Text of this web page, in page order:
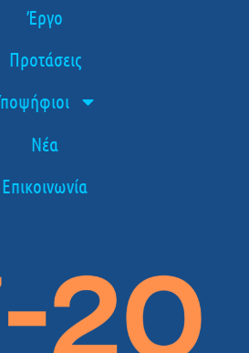
Έργο
Προτάσεις
Νέα
Επικοινωνία